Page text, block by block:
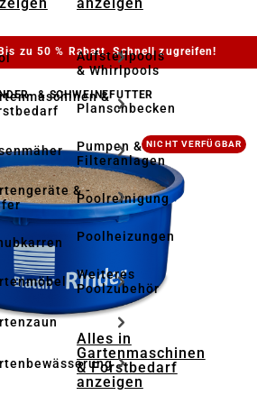
&
& -
Aufstellpools
& Whirlpools
Planschbecken
Pumpen &
Filteranlagen
Poolreinigung
Poolheizungen
Weiteres
Poolzubehör
Alles in
Gartenmaschinen
& Forstbedarf
anzeigen
zu 50 % Rabatt. Schnell zugreifen!
& SCHWEINEFUTTER
NICHT VERFÜGBAR